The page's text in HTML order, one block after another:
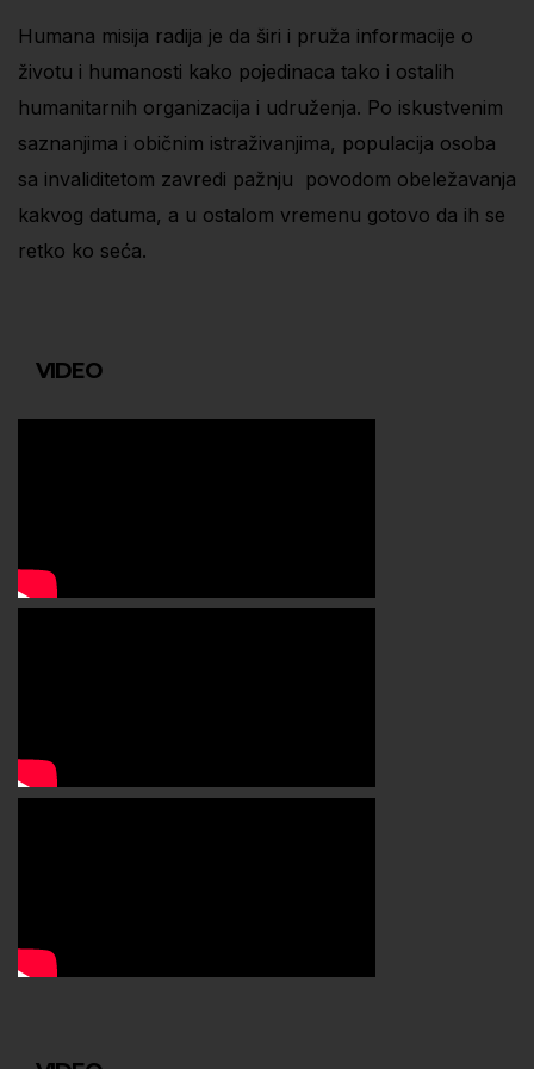
Humana misija radija je da širi i pruža informacije o
životu i humanosti kako pojedinaca tako i ostalih
humanitarnih organizacija i udruženja. Po iskustvenim
saznanjima i običnim istraživanjima, populacija osoba
sa invaliditetom zavredi pažnju povodom obeležavanja
kakvog datuma, a u ostalom vremenu gotovo da ih se
retko ko seća.
VIDEO